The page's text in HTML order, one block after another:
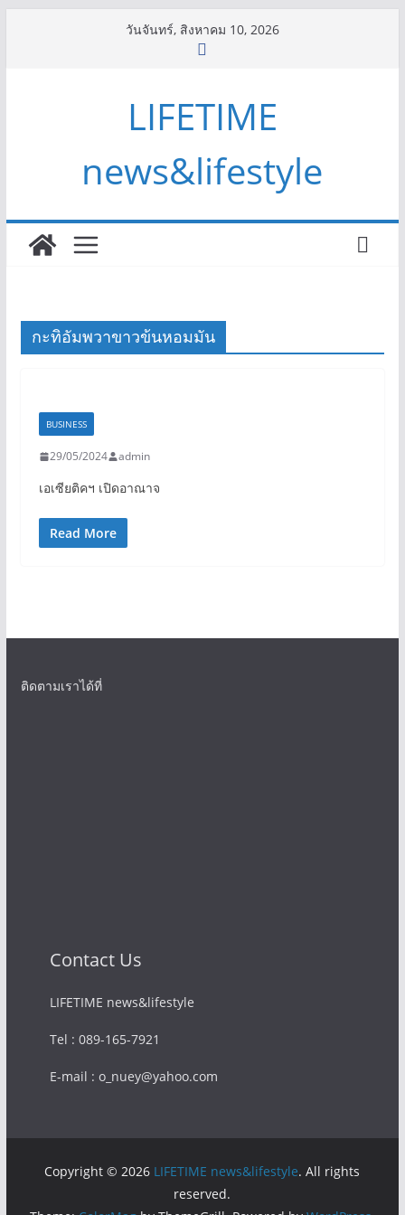
วันจันทร์, สิงหาคม 10, 2026
LIFETIME
news&lifestyle
กะทิอัมพวาขาวข้นหอมมัน
BUSINESS
29/05/2024 admin
เอเซียติคฯ เปิดอาณาจ
Read More
ติดตามเราได้ที่
Contact Us
LIFETIME news&lifestyle
Tel : 089-165-7921
E-mail : o_nuey@yahoo.com
Copyright © 2026 LIFETIME news&lifestyle. All rights
reserved.